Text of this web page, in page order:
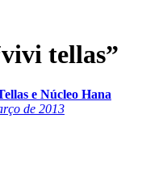
tellas”
e Núcleo Hana
de 2013